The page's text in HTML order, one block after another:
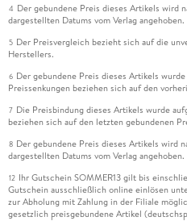
4 Der gebundene Preis dieses Artikels wird
dargestellten Datums vom Verlag angehoben.
5 Der Preisvergleich bezieht sich auf die
Herstellers.
6 Der gebundene Preis dieses Artikels
Preissenkungen beziehen sich auf den
7 Die Preisbindung dieses Artikels wurde
beziehen sich auf den letzten gebundenen
8 Der gebundene Preis dieses Artikels wird
dargestellten Datums vom Verlag angehoben.
12 Ihr Gutschein SOMMER13 gilt bis
Gutschein ausschließlich online einlösen
zur Abholung mit Zahlung in der Filiale
gesetzlich preisgebundene Artikel